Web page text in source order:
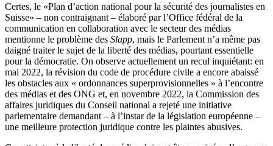
Certes, le «Plan d’action national pour la sécurité des journalistes en
Suisse» – non contraignant – élaboré par l’Office fédéral de la
communication en collaboration avec le secteur des médias
mentionne le problème des Slapp, mais le Parlement n’a même pas
daigné traiter le sujet de la liberté des médias, pourtant essentielle
pour la démocratie. On observe actuellement un recul inquiétant: en
mai 2022, la révision du code de procédure civile a encore abaissé
les obstacles aux « ordonnances superprovisionnelles » à l’encontre
des médias et des ONG et, en novembre 2022, la Commission des
affaires juridiques du Conseil national a rejeté une initiative
parlementaire demandant – à l’instar de la législation européenne –
une meilleure protection juridique contre les plaintes abusives.